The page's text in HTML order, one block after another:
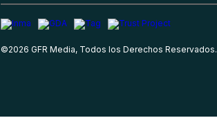
©2026 GFR Media, Todos los Derechos Reservados.